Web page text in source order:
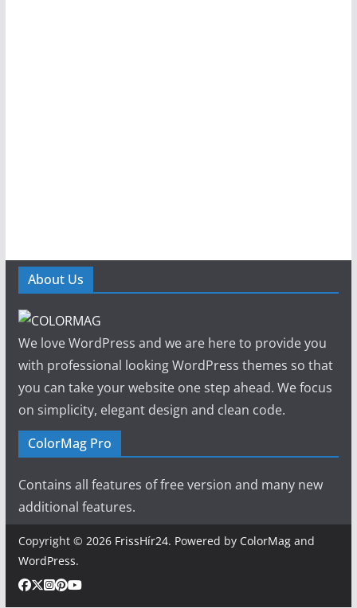
About Us
We love WordPress and we are here to provide you
with professional looking WordPress themes so that
you can take your website one step ahead. We focus
on simplicity, elegant design and clean code.
ColorMag Pro
Contains all features of free version and many new
additional features.
Copyright © 2026 FrissHír24. Powered by ColorMagand
WordPress.